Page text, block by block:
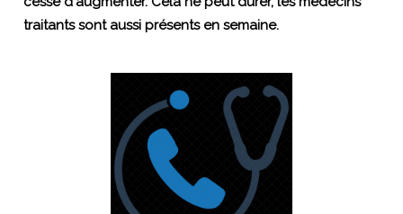
traitants sont aussi présents en semaine.